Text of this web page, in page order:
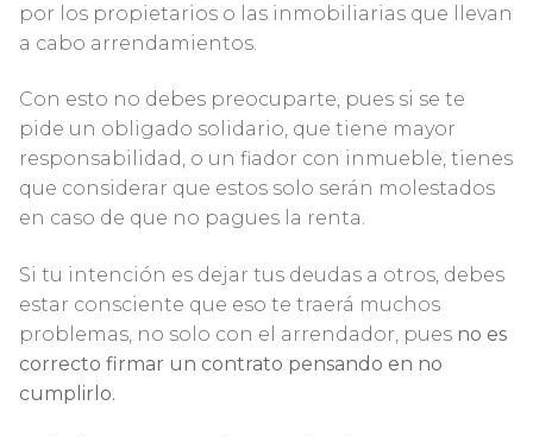
por los propietarios o las inmobiliarias que llevan
a cabo arrendamientos.
Con esto no debes preocuparte, pues si se te
pide un obligado solidario, que tiene mayor
responsabilidad, o un fiador con inmueble, tienes
que considerar que estos solo serán molestados
en caso de que no pagues la renta.
Si tu intención es dejar tus deudas a otros, debes
estar consciente que eso te traerá muchos
problemas, no solo con el arrendador, pues no es
correcto firmar un contrato pensando en no
cumplirlo.